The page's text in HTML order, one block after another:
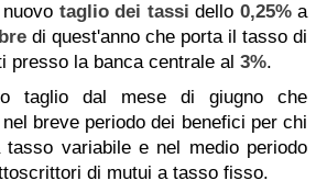
taglio dei tassi dello 0,25%a
di quest'anno che porta il tasso di
presso la banca centrale al 3%.
taglio dal mese di giugno che
breve periodo dei benefici per chi
variabile e nel medio periodo
di mutui a tasso fisso.